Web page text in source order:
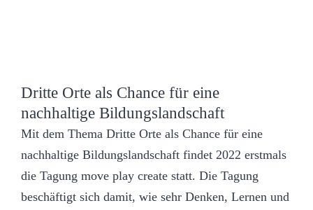
Dritte Orte als Chance für eine
nachhaltige Bildungslandschaft
Mit dem Thema Dritte Orte als Chance für eine
nachhaltige Bildungslandschaft findet 2022 erstmals
die Tagung move play create statt. Die Tagung
beschäftigt sich damit, wie sehr Denken, Lernen und